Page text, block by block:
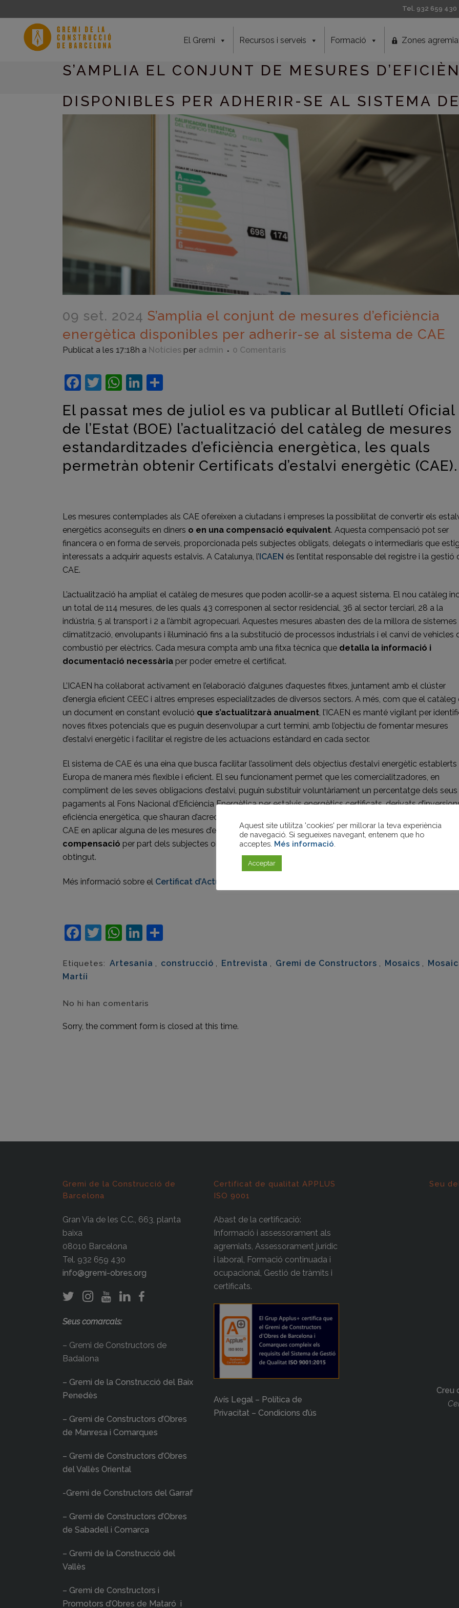
Tel. 932 659 430
El Gremi Recursos i serveis Formació Zones
S’AMPLIA EL CONJUNT DE MESURES
DISPONIBLES PER ADHERIR-SE AL SISTEMA
09 set. 2024 S’amplia el conjunt de mesures d’eficiència
energètica disponibles per adherir-se al sistema de CAE
Publicat a les 17:18h a Notícies per admin 0 Comentaris
Facebook
Twitter
WhatsApp
LinkedIn
El passat mes de juliol es va publicar al Butlletí Oficial
de l’Estat (BOE) l’actualització del catàleg de mesures
estandarditzades d’eficiència energètica, les quals
permetràn obtenir Certificats d’estalvi energètic (CAE).
Les mesures contemplades als CAE ofereixen a ciutadans i empreses la possibilitat de convertir els
energètics aconseguits en diners o en una compensació equivalent. Aquesta compensació pot ser
financera o en forma de serveis, proporcionada pels subjectes obligats, delegats o intermediaris que
interessats a adquirir aquests estalvis. A Catalunya, l’ ICAEN és l’entitat responsable del registre i la gestió
CAE.
L’actualització ha ampliat el catàleg de mesures que poden acollir-se a aquest sistema. El nou catàleg
un total de 114 mesures, de les quals 43 corresponen al sector residencial, 36 al sector terciari, 28 a la
indústria, 5 al transport i 2 a l’àmbit agropecuari. Aquestes mesures abasten des de la millora de sistemes
climatització, envolupants i il·luminació fins a la substitució de processos industrials i el canvi de vehicles
combustió per elèctrics. Cada mesura compta amb una fitxa tècnica que detalla la informació i
documentació necessària per poder emetre el certificat.
L’ ICAEN ha col·laborat activament en l’elaboració d’algunes d’aquestes fitxes, juntament amb el clúster
d’energia eficient CEEC i altres empreses especialitzades de diversos sectors. A més, com que el catàleg
un document en constant evolució que s’actualitzarà anualment, l’ ICAEN es manté vigilant per
noves fitxes potencials que es puguin desenvolupar a curt termini, amb l’objectiu de fomentar mesures
d’estalvi energètic i facilitar el registre de les actuacions estàndard en cada sector.
El sistema de CAE és una eina que busca facilitar l’assoliment dels objectius d’estalvi energètic establerts
Europa de manera més flexible i eficient. El seu funcionament permet que les comercialitzadores, en
compliment de les seves obligacions d’estalvi, puguin substituir voluntàriament un percentatge dels seus
pagaments al Fons Nacional d’Eficiència Energètica per estalvis energètics certificats, derivats
eficiència energètica, que s’hauran d’acreditar mitjançant un CAE. Tant empreses com particulars
CAE en aplicar alguna de les mesures d’estalvi del catàleg, i d’aquesta manera podran rebre una
compensació per part dels subjectes obligats, delegats o intermediaris, en funció de l’estalvi energètic
obtingut.
Més informació sobre el Certificat d’Actuacions d’Estalvi Energètic – CAE
Facebook
Twitter
WhatsApp
LinkedIn
Etiquetes: Artesania , construcció , Entrevista , Gremi de Constructors , Mosaics ,
Martíi
No hi han comentaris
Sorry, the comment form is closed at this time.
Gremi de la Construcció de
Barcelona
Gran Via de les C.C., 663, planta
baixa
08010 Barcelona
Tel. 932 659 430
info@gremi-obres.org
Seus comarcals:
– Gremi de Constructors de
Badalona
– Gremi de la Construcció del Baix
Penedès
– Gremi de Constructors d’Obres
de Manresa i Comarques
– Gremi de Constructors d’Obres
del Vallès Oriental
-Gremi de Constructors del Garraf
– Gremi de Constructors d’Obres
de Sabadell i Comarca
– Gremi de la Construcció del
Vallès
– Gremi de Constructors i
Promotors d’Obres de Mataró i
Certificat de qualitat APPLUS
ISO 9001
Abast de la certificació:
Informació i assessorament als
agremiats, Assessorament jurídic
i laboral, Formació continuada i
ocupacional, Gestió de tràmits i
certificats.
Avís Legal – Política de
Privacitat – Condicions d’ús
Seu
Creu
Aquest site utilitza 'cookies' per millorar la teva experiència
de navegació. Si segueixes navegant, entenem que ho
acceptes. Més informació
Acceptar